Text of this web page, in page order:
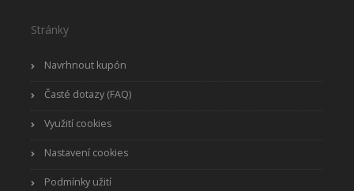
Stránky
Navrhnout kupón
Časté dotazy (FAQ)
Využití cookies
Nastavení cookies
Podmínky užití